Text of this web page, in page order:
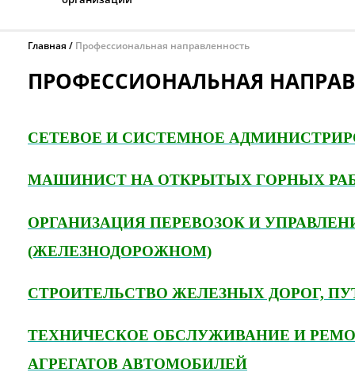
Главная Профессиональная направленность
ПРОФЕССИОНАЛЬНАЯ
СЕТЕВОЕ И СИСТЕМНОЕ
МАШИНИСТ НА ОТКРЫТЫХ ГОРНЫХ
ОРГАНИЗАЦИЯ ПЕРЕВОЗОК И
(ЖЕЛЕЗНОДОРОЖНОМ)
СТРОИТЕЛЬСТВО ЖЕЛЕЗНЫХ ДОРОГ,
ТЕХНИЧЕСКОЕ ОБСЛУЖИВАНИЕ И
АГРЕГАТОВ АВТОМОБИЛЕЙ